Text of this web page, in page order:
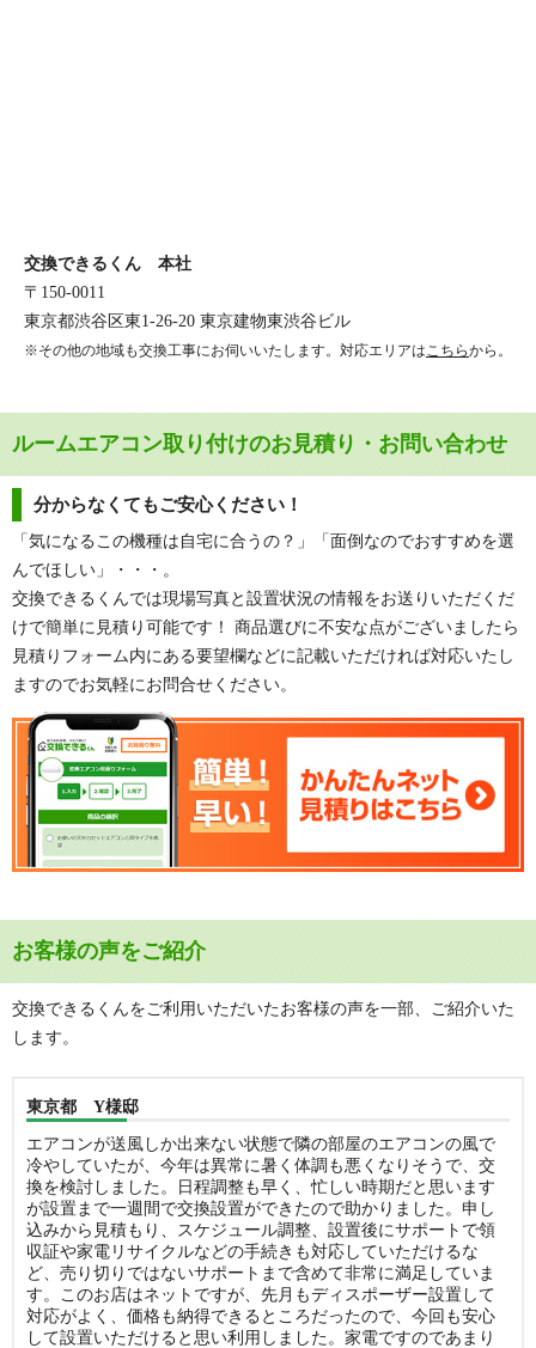
交換できるくん 本社
〒150-0011
東京都渋谷区東1-26-20 東京建物東渋谷ビル
※その他の地域も交換工事にお伺いいたします。対応エリアはこちらから。
ルームエアコン取り付けのお見積り・お問い合わせ
分からなくてもご安心ください！
「気になるこの機種は自宅に合うの？」「面倒なのでおすすめを選
んでほしい」・・・。
交換できるくんでは現場写真と設置状況の情報をお送りいただくだ
けで簡単に見積り可能です！ 商品選びに不安な点がございましたら
見積りフォーム内にある要望欄などに記載いただければ対応いたし
ますのでお気軽にお問合せください。
お客様の声をご紹介
交換できるくんをご利用いただいたお客様の声を一部、ご紹介いた
します。
東京都 Y様邸
エアコンが送風しか出来ない状態で隣の部屋のエアコンの風で
冷やしていたが、今年は異常に暑く体調も悪くなりそうで、交
換を検討しました。日程調整も早く、忙しい時期だと思います
が設置まで一週間で交換設置ができたので助かりました。申し
込みから見積もり、スケジュール調整、設置後にサポートで領
収証や家電リサイクルなどの手続きも対応していただけるな
ど、売り切りではないサポートまで含めて非常に満足していま
す。このお店はネットですが、先月もディスポーザー設置して
対応がよく、価格も納得できるところだったので、今回も安心
して設置いただけると思い利用しました。家電ですのであまり